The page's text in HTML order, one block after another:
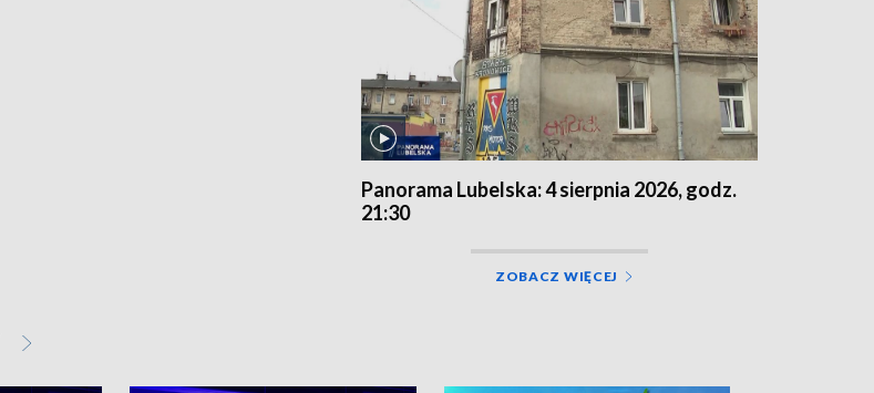
Panorama Lubelska: 4 sierpnia 2026, godz.
21:30
ZOBACZ WIĘCEJ